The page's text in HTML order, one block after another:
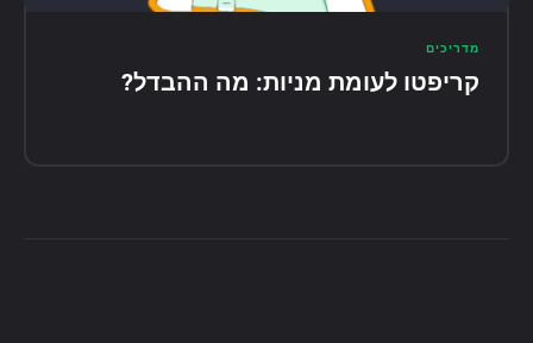
מדריכים
קריפטו לעומת מניות: מה ההבדל?